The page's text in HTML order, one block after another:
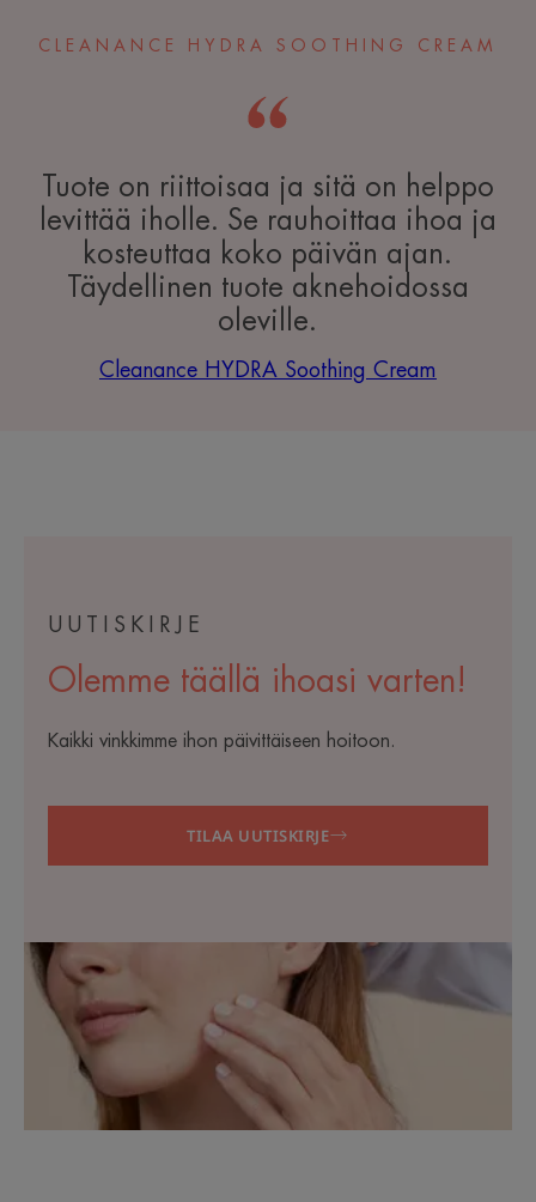
CLEANANCE HYDRA SOOTHING CREAM
Tuote on riittoisaa ja sitä on helppo
levittää iholle. Se rauhoittaa ihoa ja
kosteuttaa koko päivän ajan.
Täydellinen tuote aknehoidossa
oleville.
Cleanance HYDRA Soothing Cream
UUTISKIRJE
Olemme täällä ihoasi varten!
Kaikki vinkkimme ihon päivittäiseen hoitoon.
TILAA UUTISKIRJE